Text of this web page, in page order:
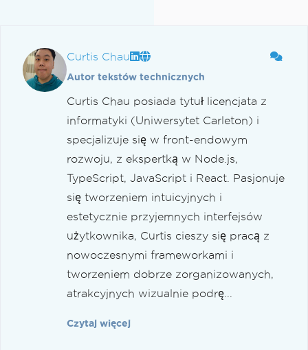
Curtis Chau
Autor tekstów technicznych
Curtis Chau posiada tytuł licencjata z
informatyki (Uniwersytet Carleton) i
specjalizuje się w front-endowym
rozwoju, z ekspertką w Node.js,
TypeScript, JavaScript i React. Pasjonuje
się tworzeniem intuicyjnych i
estetycznie przyjemnych interfejsów
użytkownika, Curtis cieszy się pracą z
nowoczesnymi frameworkami i
tworzeniem dobrze zorganizowanych,
atrakcyjnych wizualnie podrę...
Czytaj więcej